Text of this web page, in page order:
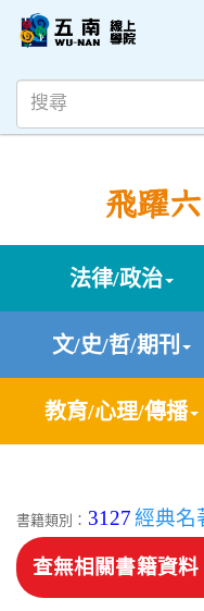
飛躍
法律/政治
文/史/哲/期刊
教育/心理/傳播
書籍類別： 3127經典名
查無相關書籍資料